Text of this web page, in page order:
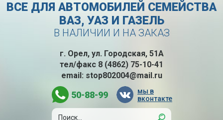
ВСЕ ДЛЯ АВТОМОБИЛЕЙ СЕМЕЙСТВА
ВАЗ, УАЗ И ГАЗЕЛЬ
В НАЛИЧИИ И НА ЗАКАЗ
г. Орел, ул. Городская, 51А
тел/факс 8 (4862) 75-10-41
email: stop802004@mail.ru
50-88-99
мы в
вконтакте